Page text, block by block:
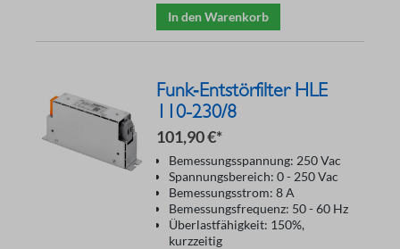
In den Warenkorb
Funk‑Entstörfilter HLE
110-230/8
101,90 €*
Bemessungsspannung: 250 Vac
Spannungsbereich: 0 - 250 Vac
Bemessungsstrom: 8 A
Bemessungsfrequenz: 50 - 60 Hz
Überlastfähigkeit: 150%,
kurzzeitig